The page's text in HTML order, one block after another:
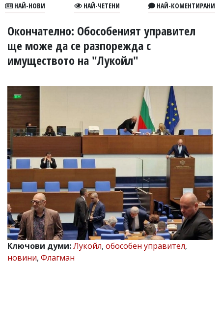
В
УКРАЙНА
СПОРТ
РАЗСЛЕДВАНЕ
БИЗНЕС
ЮГ
Управители:
Веселин
email:
v.vasilev@flagman.bg
Катя
Касабова,
еmail:k.kassabova@flagman.bg
Главен
редактор:
Иван
Колев,
email:
office@flagman.bg
НАЙ-НОВИ НАЙ-ЧЕТЕНИ НАЙ-КОМЕНТИРАНИ
Окончателно: Обособеният управител
ще може да се разпорежда с
имуществото на "Лукойл"
Ключови думи:Лукойл, обособен управител,
новини, Флагман